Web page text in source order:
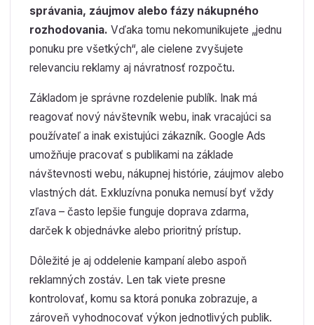
správania, záujmov alebo fázy nákupného
rozhodovania. Vďaka tomu nekomunikujete „jednu
ponuku pre všetkých“, ale cielene zvyšujete
relevanciu reklamy aj návratnosť rozpočtu.
Základom je správne rozdelenie publík. Inak má
reagovať nový návštevník webu, inak vracajúci sa
používateľ a inak existujúci zákazník. Google Ads
umožňuje pracovať s publikami na základe
návštevnosti webu, nákupnej histórie, záujmov alebo
vlastných dát. Exkluzívna ponuka nemusí byť vždy
zľava – často lepšie funguje doprava zdarma,
darček k objednávke alebo prioritný prístup.
Dôležité je aj oddelenie kampaní alebo aspoň
reklamných zostáv. Len tak viete presne
kontrolovať, komu sa ktorá ponuka zobrazuje, a
zároveň vyhodnocovať výkon jednotlivých publik.